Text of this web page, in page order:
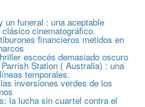
un funeral : una aceptable
cinematográfico.
financieros metidos en
escocés demasiado oscuro
Station ( Australia) : una
temporales.
inversiones verdes de los
la lucha sin cuartel contra el